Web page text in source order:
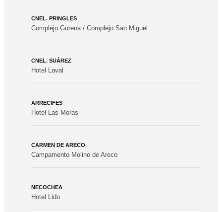
CNEL. PRINGLES
Complejo Gurena / Complejo San Miguel
CNEL. SUÁREZ
Hotel Laval
ARRECIFES
Hotel Las Moras
CARMEN DE ARECO
Campamento Molino de Areco
NECOCHEA
Hotel Lido